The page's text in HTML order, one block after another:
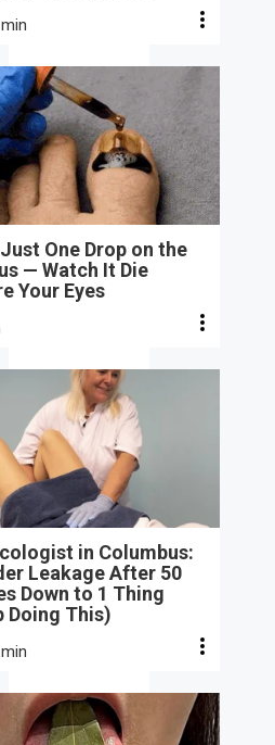
One Drop on the
— Watch It Die
Your Eyes
in Columbus:
Leakage After 50
Down to 1 Thing
Doing This)